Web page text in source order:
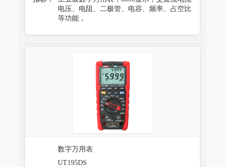
电压、电阻、二极管、电容、频率、占空比
等功能，
数字万用表
UT195DS